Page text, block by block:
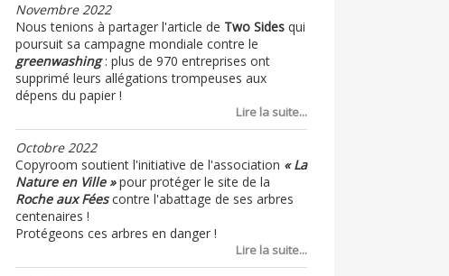
Novembre 2022
Nous tenions à partager l'article de Two Sidesqui
poursuit sa campagne mondiale contre le
greenwashing: plus de 970 entreprises ont
supprimé leurs allégations trompeuses aux
dépens du papier !
Lire la suite...
Octobre 2022
Copyroom soutient l'initiative de l'association « La
Nature en Ville »pour protéger le site de la
Roche aux Féescontre l'abattage de ses arbres
centenaires !
Protégeons ces arbres en danger !
Lire la suite...